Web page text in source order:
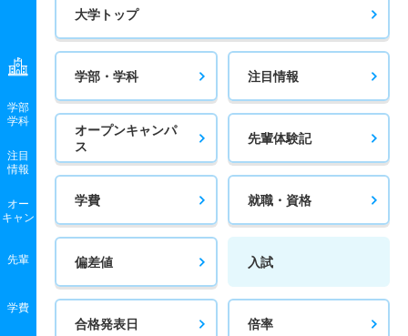
学部
学科
注目
情報
オー
キャン
先輩
学費
大学トップ
学部・学科 注目情報
オープンキャンパ
ス
先輩体験記
学費 就職・資格
偏差値 入試
合格発表日 倍率